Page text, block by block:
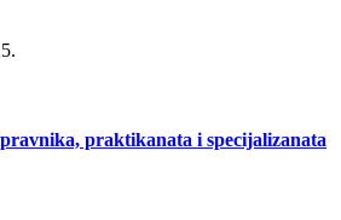
praktikanata i specijalizanata